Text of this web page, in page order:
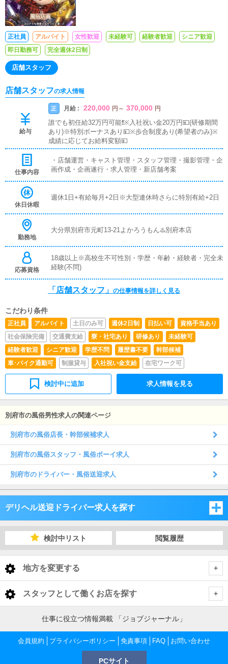
正社員 アルバイト 女性歓迎 未経験可 経験者歓迎
シニア歓迎
即日勤務可
完全週休2日制
店舗スタッフ
店舗スタッフの求人情報
給与
正 月給 : 220,000 円 ～ 370,000 円
誰でも初任給32万円可能❗️※入社祝い金20万円💴(研修期間
あり)※特別ボーナスあり💴※歩合制度あり(希望者のみ)※
成績に応じてお給料変額💴
仕事内容
・店舗運営・キャスト管理・スタッフ管理・撮影管理・企
画作成・企画遂行・求人管理・新店舗考案
休日休暇
週休1日+有給毎月+2日※大型連休時さらに特別有給+2日
勤務地
大分県別府市元町13-21よかろうもん♨️別府本店
応募資格
18歳以上※高校生不可性別・学歴・年齢・経験者・完全未
経験(不問)
「店舗スタッフ」 の仕事情報を詳しく見る
こだわり条件
正社員 アルバイト 土日のみ可 週休2日制 日払い可
資格手当あり
社会保険完備
交通費支給 寮・社宅あり 研修あり
未経験可
経験者歓迎
シニア歓迎 学歴不問 履歴書不要
幹部候補
車･バイク通勤可
制服貸与 入社祝い金支給 在宅ワーク可
検討中に追加 求人情報を見る
別府市の風俗男性求人の関連ページ
別府市の風俗店長・幹部候補求人
別府市の風俗スタッフ・風俗ボーイ求人
別府市のドライバー・風俗送迎求人
デリヘル送迎ドライバー求人を探す
福岡県
福岡市 デリヘル送迎ドライバー
北九州
佐賀市長崎県 デリヘル送迎ドライバー
大分県 デリヘル送迎ドライバー
検討中リスト 閲覧履歴
地方を変更する
< 全国トップ
北海道 男性高収入
東北 男性高収入
南関東 男性高収入
スタッフとして働くお店を探す
福岡県
福岡 男性高収入
佐賀県
仕事に役立つ情報満載 「ジョブジャーナル」
会員規約 プライバシーポリシー 免責事項 FAQ お問い合わせ
PCサイト